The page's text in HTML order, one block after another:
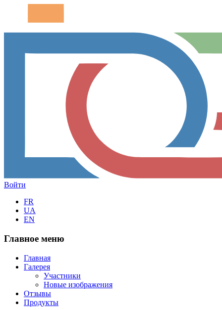
Войти
FR
UA
EN
Главное меню
Главная
Галерея
Участники
Новые изображения
Отзывы
Продукты